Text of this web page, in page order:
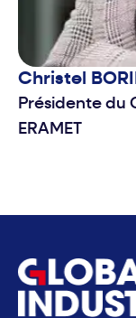
Christel
Présidente du
ERAMET